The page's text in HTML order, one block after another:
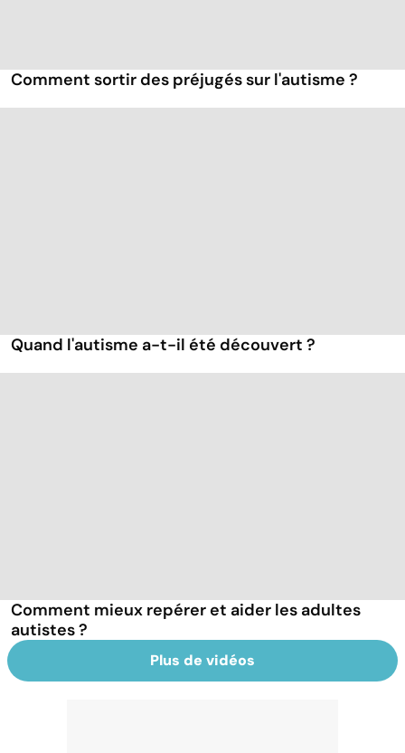
Comment sortir des préjugés sur l'autisme ?
Quand l'autisme a-t-il été découvert ?
Comment mieux repérer et aider les adultes
autistes ?
Plus de vidéos